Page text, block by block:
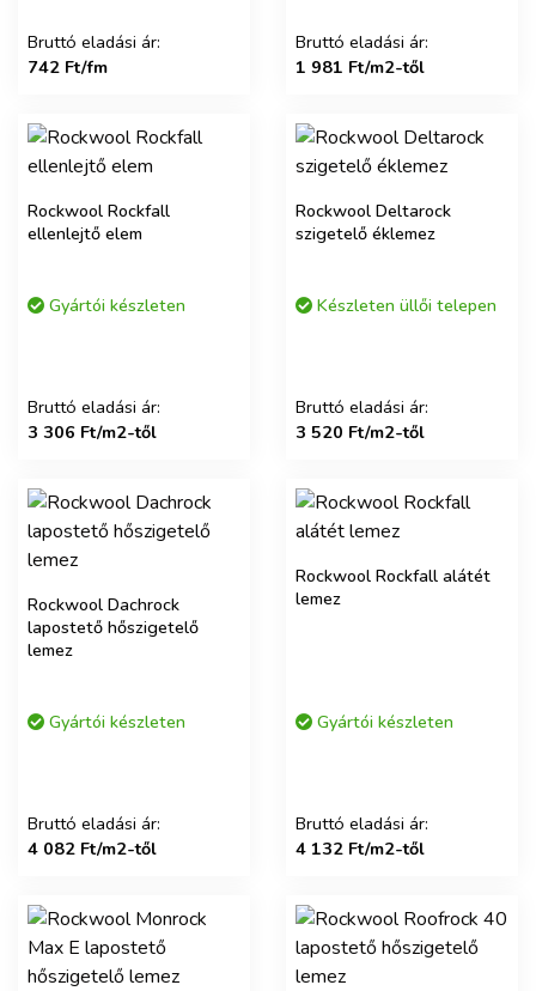
Bruttó eladási ár:
742 Ft/fm
Bruttó eladási ár:
1 981 Ft/m2-től
Rockwool Rockfall
ellenlejtő elem
Gyártói készleten
Bruttó eladási ár:
3 306 Ft/m2-től
Rockwool Deltarock
szigetelő éklemez
Készleten üllői telepen
Bruttó eladási ár:
3 520 Ft/m2-től
Rockwool Dachrock
lapostető hőszigetelő
lemez
Gyártói készleten
Bruttó eladási ár:
4 082 Ft/m2-től
Rockwool Rockfall alátét
lemez
Gyártói készleten
Bruttó eladási ár:
4 132 Ft/m2-től